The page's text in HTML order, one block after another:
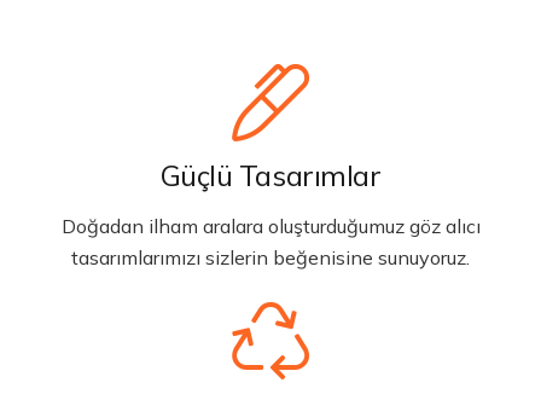
Güçlü Tasarımlar
Doğadan ilham aralara oluşturduğumuz göz alıcı
tasarımlarımızı sizlerin beğenisine sunuyoruz.